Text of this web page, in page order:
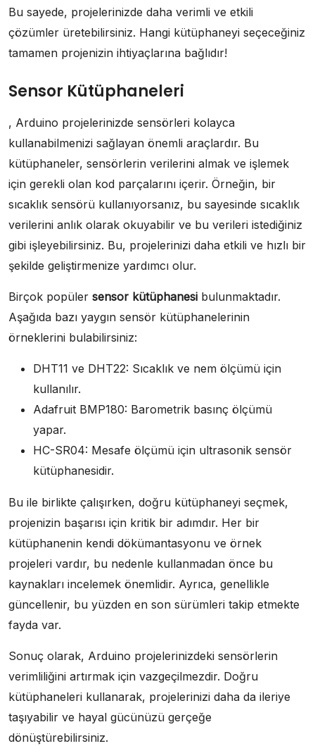
Bu sayede, projelerinizde daha verimli ve etkili
çözümler üretebilirsiniz. Hangi kütüphaneyi seçeceğiniz
tamamen projenizin ihtiyaçlarına bağlıdır!
Sensor Kütüphaneleri
, Arduino projelerinizde sensörleri kolayca
kullanabilmenizi sağlayan önemli araçlardır. Bu
kütüphaneler, sensörlerin verilerini almak ve işlemek
için gerekli olan kod parçalarını içerir. Örneğin, bir
sıcaklık sensörü kullanıyorsanız, bu sayesinde sıcaklık
verilerini anlık olarak okuyabilir ve bu verileri istediğiniz
gibi işleyebilirsiniz. Bu, projelerinizi daha etkili ve hızlı bir
şekilde geliştirmenize yardımcı olur.
Birçok popüler sensor kütüphanesi bulunmaktadır.
Aşağıda bazı yaygın sensör kütüphanelerinin
örneklerini bulabilirsiniz:
DHT11 ve DHT22: Sıcaklık ve nem ölçümü için
kullanılır.
Adafruit BMP180: Barometrik basınç ölçümü
yapar.
HC-SR04: Mesafe ölçümü için ultrasonik sensör
kütüphanesidir.
Bu ile birlikte çalışırken, doğru kütüphaneyi seçmek,
projenizin başarısı için kritik bir adımdır. Her bir
kütüphanenin kendi dökümantasyonu ve örnek
projeleri vardır, bu nedenle kullanmadan önce bu
kaynakları incelemek önemlidir. Ayrıca, genellikle
güncellenir, bu yüzden en son sürümleri takip etmekte
fayda var.
Sonuç olarak, Arduino projelerinizdeki sensörlerin
verimliliğini artırmak için vazgeçilmezdir. Doğru
kütüphaneleri kullanarak, projelerinizi daha da ileriye
taşıyabilir ve hayal gücünüzü gerçeğe
dönüştürebilirsiniz.